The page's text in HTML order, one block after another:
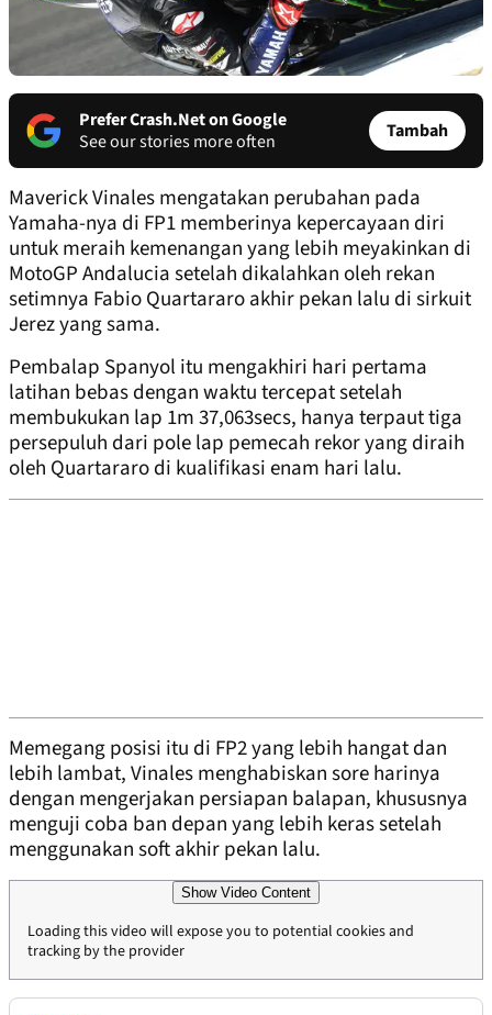
Prefer Crash.Net on Google
See our stories more often
Tambah
Maverick Vinales mengatakan perubahan pada
Yamaha-nya di FP1 memberinya kepercayaan diri
untuk meraih kemenangan yang lebih meyakinkan di
MotoGP Andalucia setelah dikalahkan oleh rekan
setimnya Fabio Quartararo akhir pekan lalu di sirkuit
Jerez yang sama.
Pembalap Spanyol itu mengakhiri hari pertama
latihan bebas dengan waktu tercepat setelah
membukukan lap 1m 37,063secs, hanya terpaut tiga
persepuluh dari pole lap pemecah rekor yang diraih
oleh Quartararo di kualifikasi enam hari lalu.
Memegang posisi itu di FP2 yang lebih hangat dan
lebih lambat, Vinales menghabiskan sore harinya
dengan mengerjakan persiapan balapan, khususnya
menguji coba ban depan yang lebih keras setelah
menggunakan soft akhir pekan lalu.
Show Video Content
Loading this video will expose you to potential cookies and
tracking by the provider